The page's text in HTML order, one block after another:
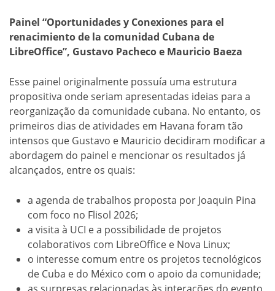
Painel “Oportunidades y Conexiones para el
renacimiento de la comunidad Cubana de
LibreOffice”, Gustavo Pacheco e Mauricio Baeza
Esse painel originalmente possuía uma estrutura
propositiva onde seriam apresentadas ideias para a
reorganização da comunidade cubana. No entanto, os
primeiros dias de atividades em Havana foram tão
intensos que Gustavo e Mauricio decidiram modificar a
abordagem do painel e mencionar os resultados já
alcançados, entre os quais:
a agenda de trabalhos proposta por Joaquin Pina
com foco no Flisol 2026;
a visita à UCI e a possibilidade de projetos
colaborativos com LibreOffice e Nova Linux;
o interesse comum entre os projetos tecnológicos
de Cuba e do México com o apoio da comunidade;